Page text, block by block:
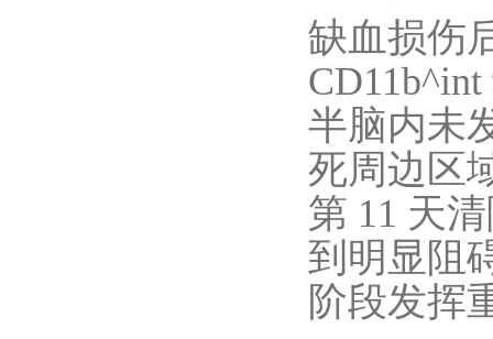
缺血损伤
半脑内未
死周边区
第 11 天
到明显阻
阶段发挥